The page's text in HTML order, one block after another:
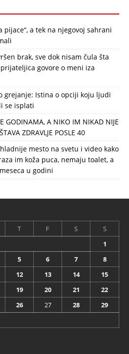
pijace“, a tek na njegovoj sahrani
brak, sve dok nisam čula šta
govore o meni iza
grejanje: Istina o opciji koju ljudi
se isplati
GODINAMA, A NIKO IM NIKAD NIJE
ZDRAVLJE POSLE 40
mesto na svetu i video kako
im koža puca, nemaju toalet, a
u godini
T F S
S
1
5 6 7
8
12 13 14
15
19 20 21
22
26 27 28
29